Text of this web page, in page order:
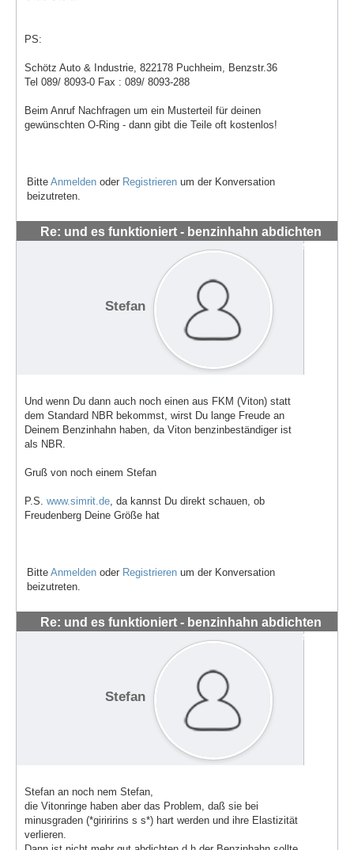
PS:
Schötz Auto & Industrie, 822178 Puchheim, Benzstr.36
Tel 089/ 8093-0 Fax : 089/ 8093-288
Beim Anruf Nachfragen um ein Musterteil für deinen
gewünschten O-Ring - dann gibt die Teile oft kostenlos!
Bitte Anmelden oder Registrieren um der Konversation
beizutreten.
Re: und es funktioniert - benzinhahn abdichten
#1442
Stefan
Und wenn Du dann auch noch einen aus FKM (Viton) statt
dem Standard NBR bekommst, wirst Du lange Freude an
Deinem Benzinhahn haben, da Viton benzinbeständiger ist
als NBR.
Gruß von noch einem Stefan
P.S. www.simrit.de, da kannst Du direkt schauen, ob
Freudenberg Deine Größe hat
Bitte Anmelden oder Registrieren um der Konversation
beizutreten.
Re: und es funktioniert - benzinhahn abdichten
#1443
Stefan
Stefan an noch nem Stefan,
die Vitonringe haben aber das Problem, daß sie bei
minusgraden (*giriririns s s*) hart werden und ihre Elastizität
verlieren.